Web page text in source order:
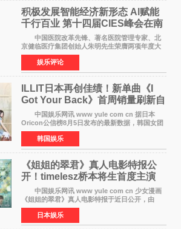
积极发展智能经济新形态 Al赋能
千行百业 第十四届CIES峰会在南
京盛大召开
中国医院改革先锋、著名医院管理专家、北
京健临医疗集团创始人朱明先生荣膺两项年度大
奖 2026年7月31日，盛夏金陵，长江之畔，
以重落地·真务实·强链接为主题的2026&lsquo;人
工智能+&rsquo
娱乐评论
ILLIT日本再创佳绩！新单曲《I
Got Your Back》首周销量刷新自
身纪录
中国娱乐网讯 www yule com cn 据日本
Oricon公信榜8月5日发布的最新数据，韩国女团
ILLIT在日本发行的第二张单曲《I Got Your
Back》首周销量达到71,009张，成功跻身最新一
期周单曲排行
韩国娱乐
《姐姐的翠君》真人电影特报公
开！timelesz桥本将生首度主演
12月4日上映
中国娱乐网讯 www yule com cn 少女漫画
《姐姐的翠君》真人电影特报于近日公开，由
timelesz成员桥本将生担任主演，这也是他首次
担任电影主演，引发高度关注。 女高中生咲
苗翠（中岛瑠菜
日本娱乐